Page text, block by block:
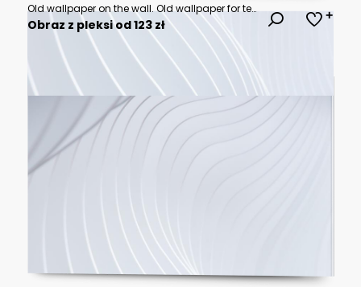
Old wallpaper on the wall. Old wallpaper for texture or background.
Obraz z pleksi od 123 zł